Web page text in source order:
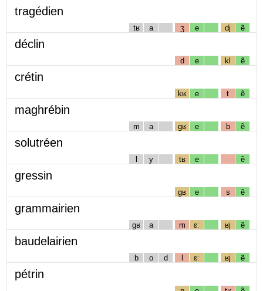
tragédien
tʁ a ʒ e dj ẽ
déclin
d e kl ẽ
crétin
kʁ e t ẽ
maghrébin
m a gʁ e b ẽ
solutréen
l y tʁ e ẽ
gressin
gʁ e s ẽ
grammairien
gʁ a m ɛː ʁj ẽ
baudelairien
b o d l ɛː ʁj ẽ
pétrin